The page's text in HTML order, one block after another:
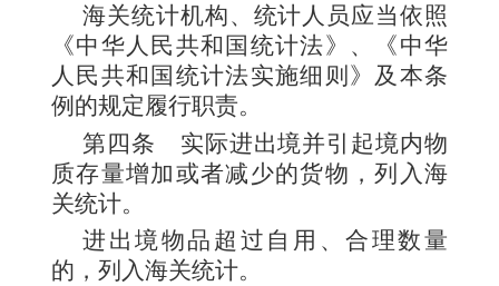
海关统计机构、统计人员应当依照
《中华人民共和国统计法》、《中华
人民共和国统计法实施细则》及本条
例的规定履行职责。
第四条 实际进出境并引起境内物
质存量增加或者减少的货物，列入海
关统计。
进出境物品超过自用、合理数量
的，列入海关统计。